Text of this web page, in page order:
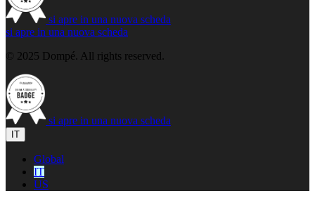
si apre in una nuova scheda
si apre in una nuova scheda
© 2025 Dompé. All rights reserved.
si apre in una nuova scheda
IT
Global
IT
US